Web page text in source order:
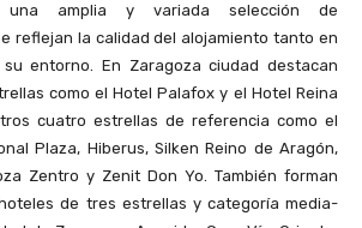
una amplia y variada selección de
reflejan la calidad del alojamiento tanto en
entorno. En Zaragoza ciudad destacan
como el Hotel Palafox y el Hotel Reina
cuatro estrellas de referencia como el
Plaza, Hiberus, Silken Reino de Aragón,
Zentro y Zenit Don Yo. También forman
de tres estrellas y categoría media-